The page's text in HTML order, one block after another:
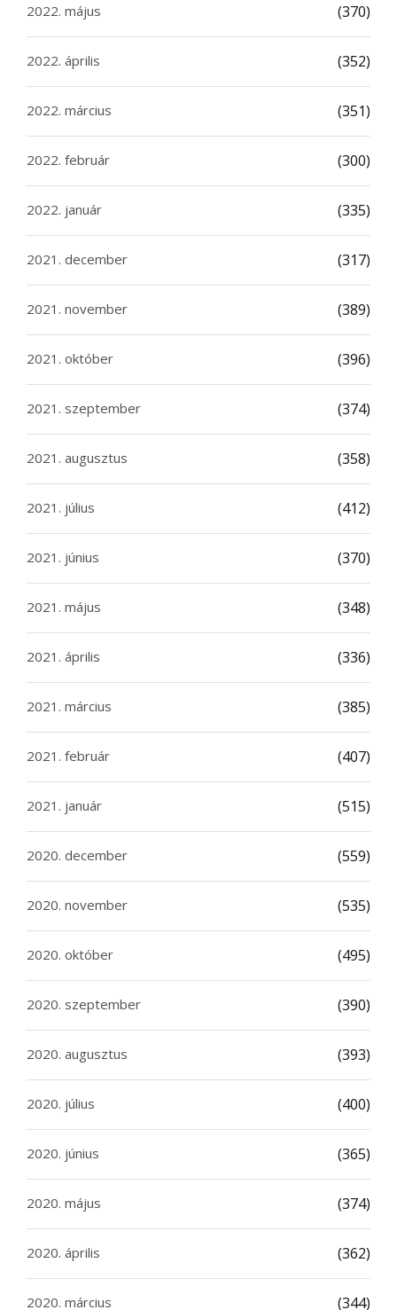
2022. május (370)
2022. április (352)
2022. március (351)
2022. február (300)
2022. január (335)
2021. december (317)
2021. november (389)
2021. október (396)
2021. szeptember (374)
2021. augusztus (358)
2021. július (412)
2021. június (370)
2021. május (348)
2021. április (336)
2021. március (385)
2021. február (407)
2021. január (515)
2020. december (559)
2020. november (535)
2020. október (495)
2020. szeptember (390)
2020. augusztus (393)
2020. július (400)
2020. június (365)
2020. május (374)
2020. április (362)
2020. március (344)